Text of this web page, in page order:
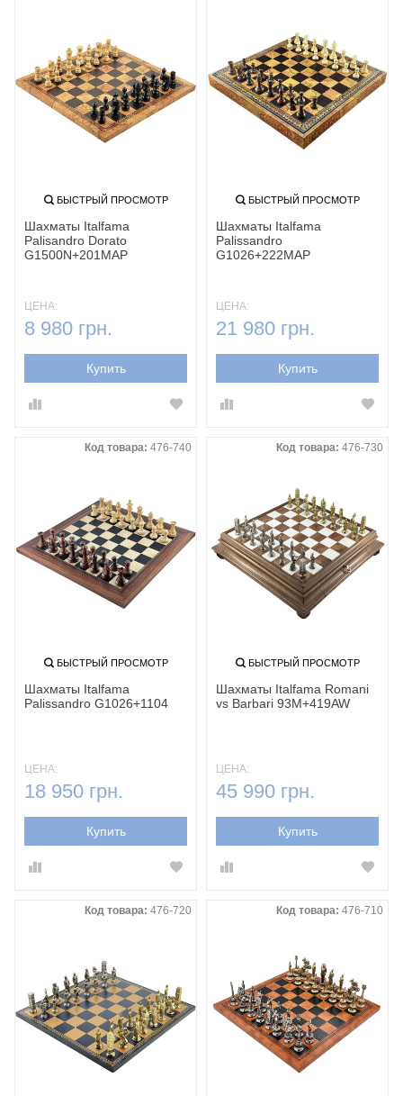
БЫСТРЫЙ ПРОСМОТР
Шахматы Italfama
Palisandro Dorato
G1500N+201MAP
ЦЕНА:
8 980 грн.
Купить
БЫСТРЫЙ ПРОСМОТР
Шахматы Italfama
Palissandro
G1026+222MAP
ЦЕНА:
21 980 грн.
Купить
Код товара: 476-740
БЫСТРЫЙ ПРОСМОТР
Шахматы Italfama
Palissandro G1026+1104
ЦЕНА:
18 950 грн.
Купить
Код товара: 476-730
БЫСТРЫЙ ПРОСМОТР
Шахматы Italfama Romani
vs Barbari 93M+419AW
ЦЕНА:
45 990 грн.
Купить
Код товара: 476-720 Код товара: 476-710